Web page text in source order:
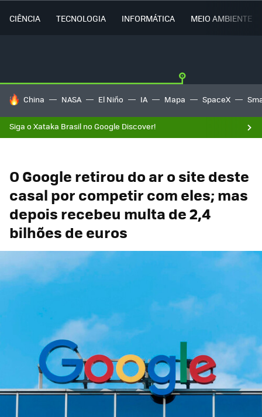
CIÊNCIA TECNOLOGIA INFORMÁTICA MEIO AMBIENTE
TENDÊNCIAS DO DIA
China NASA El Niño IA Mapa SpaceX
Siga o Xataka Brasil no Google Discover!
O Google retirou do ar o site deste
casal por competir com eles; mas
depois recebeu multa de 2,4
bilhões de euros